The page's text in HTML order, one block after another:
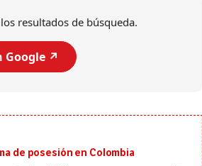
resultados de búsqueda.
Google ↗️
de posesión en Colombia